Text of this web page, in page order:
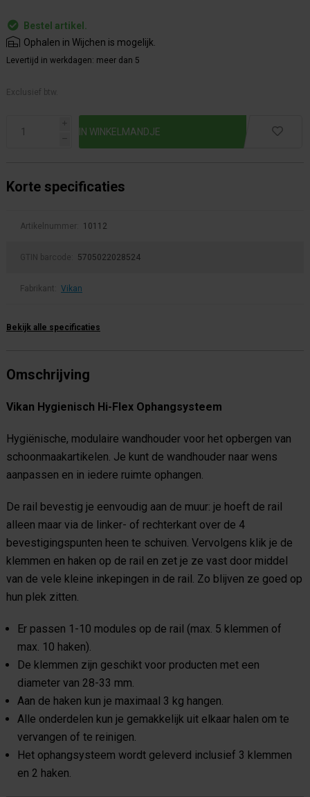
Bestel artikel.
Ophalen in Wijchen is mogelijk.
Levertijd in werkdagen: meer dan 5
Exclusief btw.
i
h
Korte specificaties
Artikelnummer: 10112
GTIN barcode: 5705022028524
Fabrikant: Vikan
Bekijk alle specificaties
Omschrijving
Vikan Hygienisch Hi-Flex Ophangsysteem
Hygiënische, modulaire wandhouder voor het opbergen van
schoonmaakartikelen. Je kunt de wandhouder naar wens
aanpassen en in iedere ruimte ophangen.
De rail bevestig je eenvoudig aan de muur: je hoeft de rail
alleen maar via de linker- of rechterkant over de 4
bevestigingspunten heen te schuiven. Vervolgens klik je de
klemmen en haken op de rail en zet je ze vast door middel
van de vele kleine inkepingen in de rail. Zo blijven ze goed op
hun plek zitten.
Er passen 1-10 modules op de rail (max. 5 klemmen of
max. 10 haken).
De klemmen zijn geschikt voor producten met een
diameter van 28-33 mm.
Aan de haken kun je maximaal 3 kg hangen.
Alle onderdelen kun je gemakkelijk uit elkaar halen om te
vervangen of te reinigen.
Het ophangsysteem wordt geleverd inclusief 3 klemmen
en 2 haken.